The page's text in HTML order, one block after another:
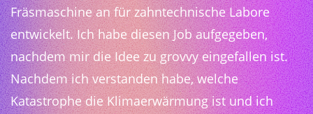
Fräsmaschine an für zahntechnische Labore
entwickelt. Ich habe diesen Job aufgegeben,
nachdem mir die Idee zu grovvy eingefallen ist.
Nachdem ich verstanden habe, welche
Katastrophe die Klimaerwärmung ist und ich